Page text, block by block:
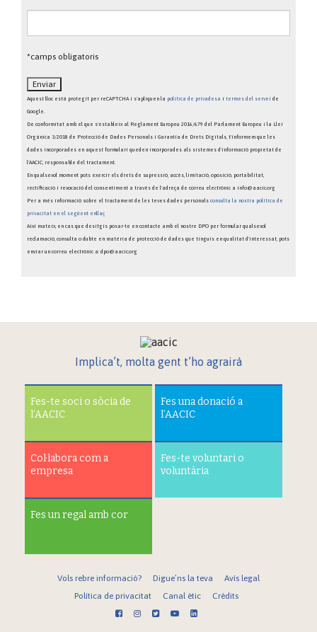
*camps obligatoris
Aquest lloc està protegit per reCAPTCHA i s'apliquen la política de privadesa i termes del servei de
Google.
De conformitat amb el que s'estableix al Reglament Europeu 2016/679 del Parlament Europeu i la Llei
Orgànica 3/2018 de Protecció de Dades Personals i Garantia de Drets Digitals, t'informem que les
dades incorporades en aquest formulari queden incorporades als sistemes d'informació propietat de
l'AACIC, responsable del tractament.
En qualsevol moment pots exercir els drets de supressió, accés, limitació, oposició, portabilitat,
rectificació i revocació del consentiment a través de l'adreça de correu electrònic a info@aacic.org
Per a més informació sobre el tractament de les teves dades personals consulta la nostra política de
privacitat en el següent enllaç
Així mateix, en cas que desitgis posar-te en contacte amb el nostre DPO per formular qualsevol
reclamació, consulta o dubte en matèria de protecció de dades que tinguis en qualitat d'interessat, pots
enviar un correu electrònic a: dpo@aacic.org
Implica’t, molta gent t’ho agrairà
Fes-te soci o sòcia de
l’AACIC
Fes una donació a
l’AACIC
Col·labora com a
empresa
Fes-te voluntari o
voluntària
Fes un regal amb cor
Vols rebre informació? Digue’ns la teva
Avís legal
Política de privacitat
Canal ètic Crèdits